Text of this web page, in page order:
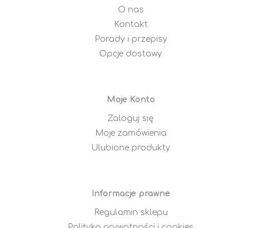
O nas
Kontakt
Porady i przepisy
Opcje dostawy
Moje Konto
Zaloguj się
Moje zamówienia
Ulubione produkty
Informacje prawne
Regulamin sklepu